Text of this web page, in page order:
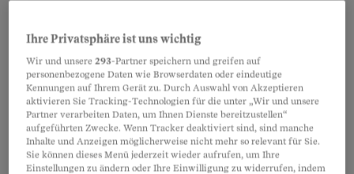
Verbot in Australien: «Bahnbrechend»
Ihre Privatsphäre ist uns wichtig
Wir und unsere293-Partner speichern und greifen auf
personenbezogene Daten wie Browserdaten oder eindeutige
Kennungen auf Ihrem Gerät zu. Durch Auswahl von Akzeptieren
aktivieren Sie Tracking-Technologien für die unter „Wir und unsere
Partner verarbeiten Daten, um Ihnen Dienste bereitzustellen“
aufgeführten Zwecke. Wenn Tracker deaktiviert sind, sind manche
Inhalte und Anzeigen möglicherweise nicht mehr so relevant für Sie.
Sie können dieses Menü jederzeit wieder aufrufen, um Ihre
Einstellungen zu ändern oder Ihre Einwilligung zu widerrufen, indem